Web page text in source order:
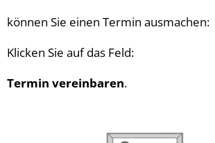
können Sie einen Termin ausmachen:
Klicken Sie auf das Feld:
Termin vereinbaren.